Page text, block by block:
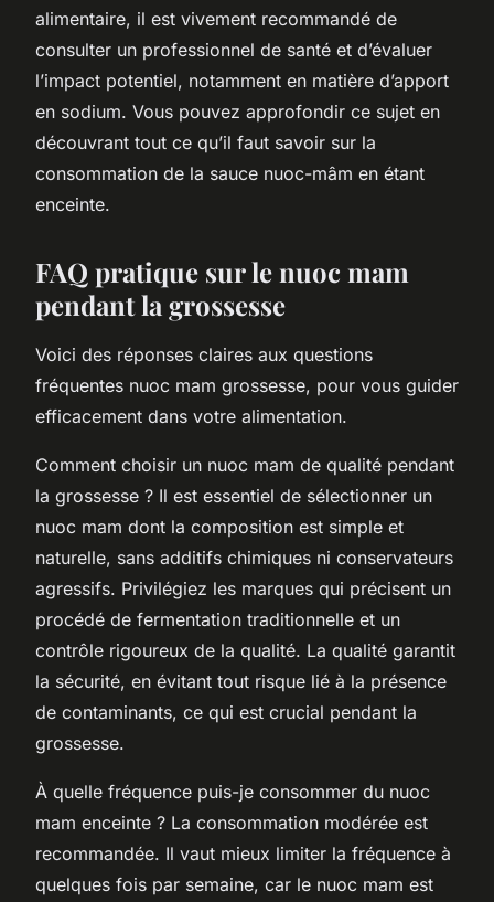
alimentaire, il est vivement recommandé de
consulter un professionnel de santé et d’évaluer
l’impact potentiel, notamment en matière d’apport
en sodium. Vous pouvez approfondir ce sujet en
découvrant tout ce qu’il faut savoir sur la
consommation de la sauce nuoc-mâm en étant
enceinte.
FAQ pratique sur le nuoc mam
pendant la grossesse
Voici des réponses claires aux questions
fréquentes nuoc mam grossesse, pour vous guider
efficacement dans votre alimentation.
Comment choisir un nuoc mam de qualité pendant
la grossesse ? Il est essentiel de sélectionner un
nuoc mam dont la composition est simple et
naturelle, sans additifs chimiques ni conservateurs
agressifs. Privilégiez les marques qui précisent un
procédé de fermentation traditionnelle et un
contrôle rigoureux de la qualité. La qualité garantit
la sécurité, en évitant tout risque lié à la présence
de contaminants, ce qui est crucial pendant la
grossesse.
À quelle fréquence puis-je consommer du nuoc
mam enceinte ? La consommation modérée est
recommandée. Il vaut mieux limiter la fréquence à
quelques fois par semaine, car le nuoc mam est